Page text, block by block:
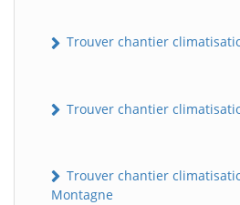
Trouver chantier
Trouver chantier
Trouver chantier
Montagne